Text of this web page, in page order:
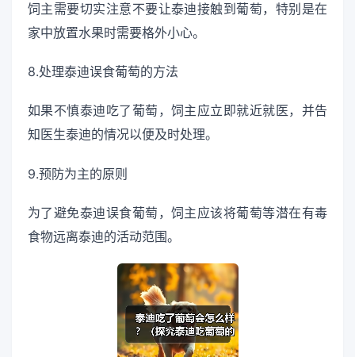
饲主需要切实注意不要让泰迪接触到葡萄，特别是在
家中放置水果时需要格外小心。
8.处理泰迪误食葡萄的方法
如果不慎泰迪吃了葡萄，饲主应立即就近就医，并告
知医生泰迪的情况以便及时处理。
9.预防为主的原则
为了避免泰迪误食葡萄，饲主应该将葡萄等潜在有毒
食物远离泰迪的活动范围。